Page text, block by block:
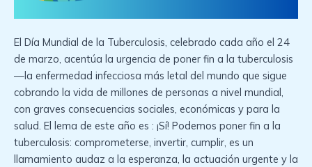
El Día Mundial de la Tuberculosis, celebrado cada año el 24
de marzo, acentúa la urgencia de poner fin a la tuberculosis
—la enfermedad infecciosa más letal del mundo que sigue
cobrando la vida de millones de personas a nivel mundial,
con graves consecuencias sociales, económicas y para la
salud. El lema de este año es : ¡Sí! Podemos poner fin a la
tuberculosis: comprometerse, invertir, cumplir, es un
llamamiento audaz a la esperanza, la actuación urgente y la